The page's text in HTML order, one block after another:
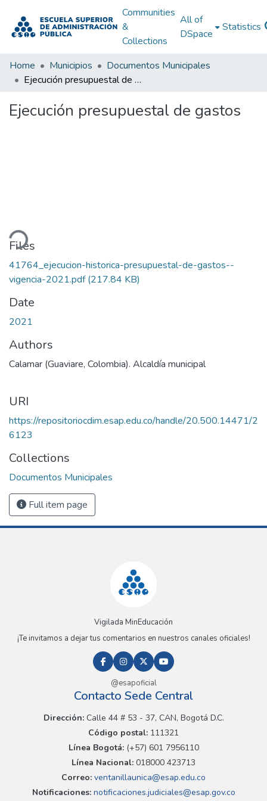
Communities
&
Collections
All of
DSpace
Statistics
Home Municipios
Documentos Municipales
Ejecución presupuestal de gastos
Ejecución presupuestal de gastos
Files
41764_ejecucion-historica-presupuestal-de-gastos--
vigencia-2021.pdf(217.84 KB)
Date
2021
Authors
Calamar (Guaviare, Colombia). Alcaldía municipal
URI
https://repositoriocdim.esap.edu.co/handle/20.500.14471/2
6123
Collections
Documentos Municipales
Full item page
Vigilada MinEducación
¡Te invitamos a dejar tus comentarios en nuestros canales oficiales!
@esapoficial
Contacto Sede Central
Dirección:Calle 44 # 53 - 37, CAN, Bogotá D.C.
Código postal: 111321
Línea Bogotá:(+57) 601 7956110
Línea Nacional: 018000 423713
Correo: ventanillaunica@esap.edu.co
Notificaciones:notificaciones.judiciales@esap.gov.co